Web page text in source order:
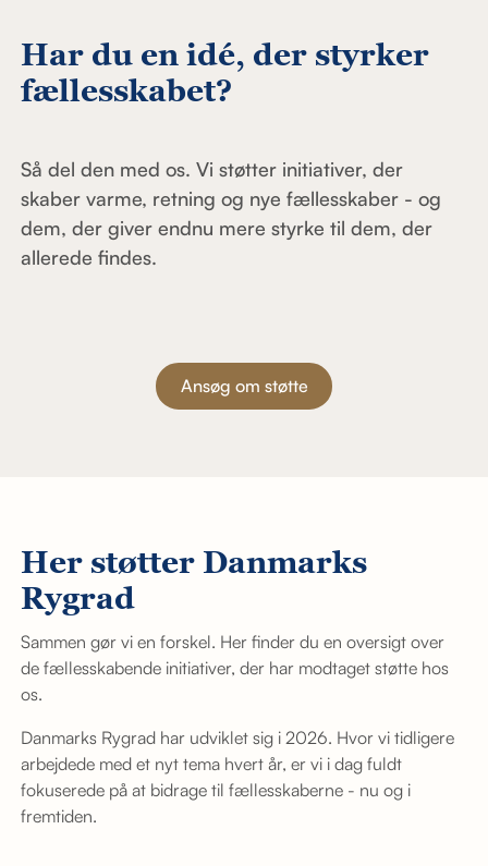
Har du en idé, der styrker
fællesskabet?
Så del den med os. Vi støtter initiativer, der
skaber varme, retning og nye fællesskaber - og
dem, der giver endnu mere styrke til dem, der
allerede findes.
Ansøg om støtte
Her støtter Danmarks
Rygrad
Sammen gør vi en forskel. Her finder du en oversigt over
de fællesskabende initiativer, der har modtaget støtte hos
os.
Danmarks Rygrad har udviklet sig i 2026. Hvor vi tidligere
arbejdede med et nyt tema hvert år, er vi i dag fuldt
fokuserede på at bidrage til fællesskaberne - nu og i
fremtiden.